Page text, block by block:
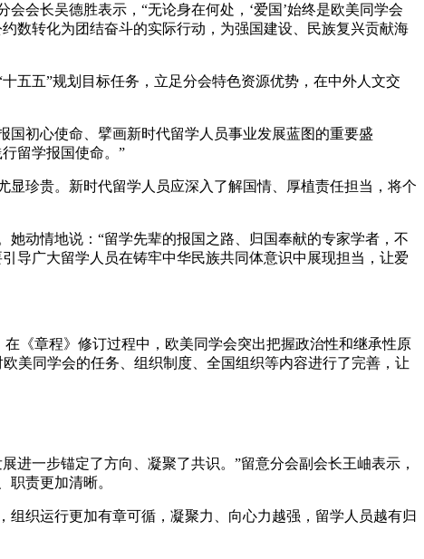
长吴德胜表示，“无论身在何处，‘爱国’始终是欧美同学会
数转化为团结奋斗的实际行动，为强国建设、民族复兴贡献海
五”规划目标任务，立足分会特色资源优势，在中外人文交
初心使命、擘画新时代留学人员事业发展蓝图的重要盛
留学报国使命。”
珍贵。新时代留学人员应深入了解国情、厚植责任担当，将个
动情地说：“留学先辈的报国之路、归国奉献的专家学者，不
导广大留学人员在铸牢中华民族共同体意识中展现担当，让爱
《章程》修订过程中，欧美同学会突出把握政治性和继承性原
美同学会的任务、组织制度、全国组织等内容进行了完善，让
一步锚定了方向、凝聚了共识。”留意分会副会长王岫表示，
责更加清晰。
织运行更加有章可循，凝聚力、向心力越强，留学人员越有归